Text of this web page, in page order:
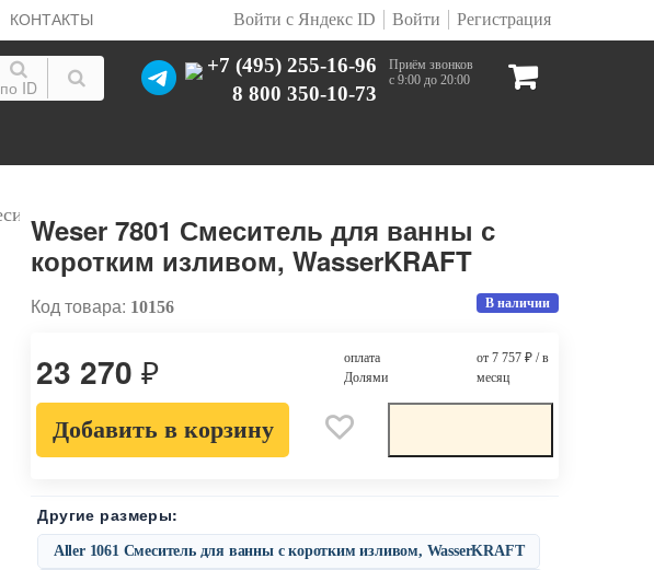
КОНТАКТЫ Регистрация
Войти
Войти с Яндекс ID
Приём звонков
с 9:00 до 20:00
+7 (495) 255-16-96
8 800 350-10-73
по ID
Weser 7801 Смеситель для ванны с
коротким изливом, WasserKRAFT
Код товара: 10156 В наличии
23 270₽
оплата
Долями
от 7 757 ₽/ в
месяц
Добавить в корзину
Другие размеры:
Aller 1061 Смеситель для ванны с коротким изливом, WasserKRAFT